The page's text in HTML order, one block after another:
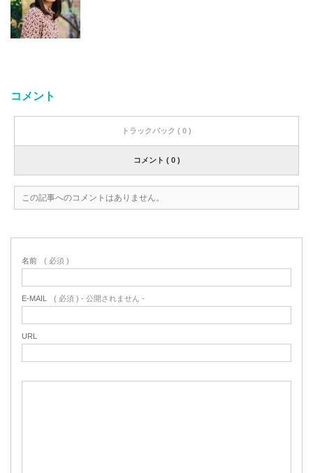
コメント
トラックバック ( 0 )
コメント ( 0 )
この記事へのコメントはありません。
名前 ( 必須 )
E-MAIL ( 必須 ) - 公開されません -
URL